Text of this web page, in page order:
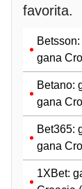
favorita.
gana
Betano:
gana
Bet365:
gana
1XBet: